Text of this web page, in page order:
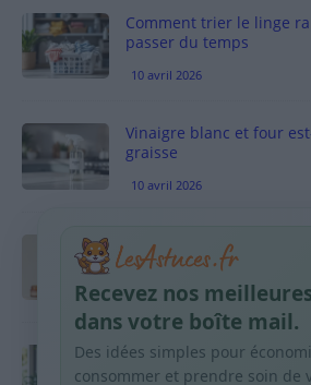
Comment trier le linge
passer du temps
10 avril 2026
Vinaigre blanc et four
graisse
10 avril 2026
Taches pigmentaires :
habitudes qui aident
9 avril 2026
Produits ménagers :
courses sans acheter 10
Recevez nos
dans votre boîte mail.
Des idées simples pour
consommer et prendre soin de